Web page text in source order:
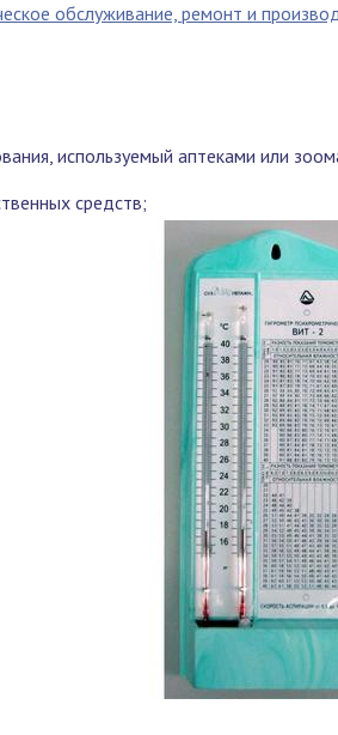
обслуживание, ремонт и
используемый аптеками или
средств;